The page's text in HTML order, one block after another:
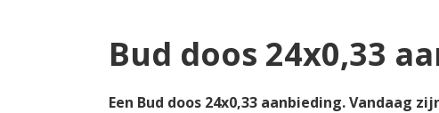
Bud doos 24x0,33
Een Bud doos 24x0,33 aanbieding. Vandaag